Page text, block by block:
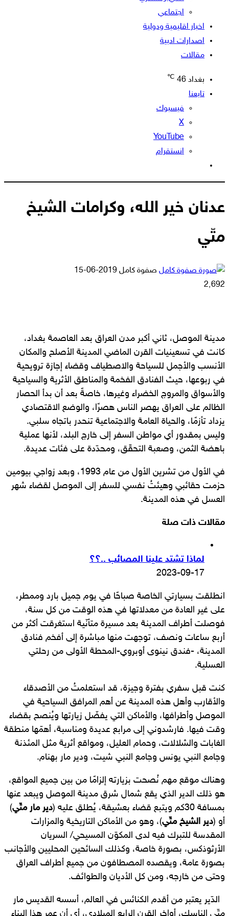
اجتماعي
اخبار اقليمية ودولية
اصدارات ادبية
مقالات
بغداد 46
℃
تابعنا
فيسبوك
‫X
‫YouTube
انستقرام
المظلم
عدنان خير الله، وكرامات الشيخ
متّي
صفوة كامل أرسل
2019-06-15
2٬692
مدينة الموصل، ثاني أكبر مدن العراق بعد العاصمة بغداد،
كانت في تسعينيات القرن الماضي المدينة الأصلح والمكان
الأنسب والأجمل للسياحة والاصطياف وقضاء إجازة ترويحية
في ربوعها، حيث الفنادق الفخمة والمناطق الأثرية والسياحية
والأسواق والمروج الخضراء وغيرها، خاصةً بعد أن بدأ الحصار
الظالم على العراق يهصر الناس هصرًا، والوضع الاقتصادي
يزداد تأزمًا، والحياة العامة والاجتماعية تنحدر باتجاه سلبي.
وليس بمقدور أي مواطن السفر إلى خارج البلد، لأنها عملية
باهضة الثمن، وصعبة التحقّق، ومحدّدة على فئات عديدة.
في الأول من تشرين الأول من عام 1993، وبعد زواجي بيومين
حزمت حقائبي وهيئتُ نفسي للسفر إلى الموصل لقضاء شهر
العسل في هذه المدينة.
مقالات ذات صلة
لماذا تشتد علينا المصائب ..؟؟
2023-09-17
انطلقت بسيارتي الخاصة صباحًا في يوم جميل بارد وممطر،
على غير العادة من معدلاتها في هذه الوقت من كل سنة،
فوصلت أطراف المدينة بعد مسيرة متأنّية استغرقت أكثر من
أربع ساعات ونصف، توجهت منها مباشرة إلى أفخم فنادق
المدينة، -فندق نينوى أوبروي-المحطة الأولى من رحلتي
العسلية.
كنت قبل سفري بفترة وجيزة، قد استعلمتُ من الأصدقاء
والأقارب وأهل هذه المدينة عن أهم المرافق السياحية في
الموصل وأطرافها، والأماكن التي يفضّل زيارتها ويُنصح بقضاء
وقت فيها. فارشدوني إلى مرابع عديدة ومناسبة، أهمّها منطقة
الغابات والشلالات، وحمام العليل، ومواقع أثرية مثل المئذنة
وجامع النبي يونس وجامع النبي شيت، ودير مار بهنام.
وهناك موقع مهم نُصحت بزيارته إلزامًا من بين جميع المواقع،
هو ذلك الدير الذي يقع شمال شرق مدينة الموصل ويبعد عنها
بمسافة 30كم ويتبع قضاء بعشيقة، يُطلق عليه (
دير مار متّي)
أو (دير الشيخ متّي)، وهو من الأماكن التاريخية والمزارات
المقدسة للتبرك فيه لدى المكوّن المسيحي/ السريان
الأرثوذكس، بصورة خاصة، وكذلك السائحين المحليين والأجانب
بصورة عامة، ويقصده المصطافون من جميع أطراف العراق
وحتى من خارجه، ومن كل الأديان والطوائف.
الدّير يعتبر من أقدم الكنائس في العالم، أسسه القديس مار